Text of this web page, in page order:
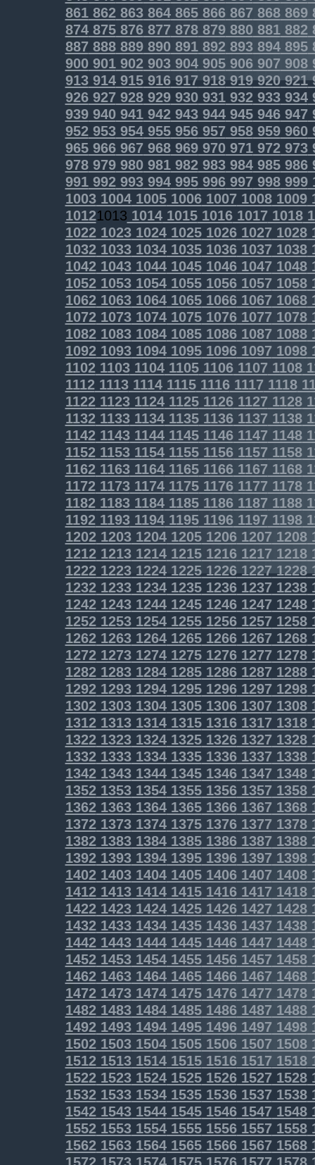
861862863864865866867 868869
874875876877 878879880 881882
887888889890891892893894895
900901902903904905906907 908
913914915916917918919920921
926927928929930931932933934
939940941942943944945946947
952953954955956957958959960
965966967968969970971972973
978979980981982983984985986
991992993994995996997998999
1003100410051006100710081009
10121013 10141015101610171018
1022102310241025102610271028
1032103310341035103610371038
1042104310441045104610471048
1052105310541055105610571058
1062106310641065106610671068
107210731074107510761077 1078
108210831084108510861087 1088
109210931094109510961097 1098
110211031104110511061107 1108
111211131114111511161117 1118
112211231124112511261127 1128
113211331134113511361137 1138
114211431144114511461147 1148
115211531154115511561157 1158
116211631164116511661167 1168
117211731174117511761177 1178
118211831184118511861187 1188
119211931194119511961197 1198
120212031204120512061207 1208
121212131214121512161217 1218
1222122312241225122612271228
1232123312341235123612371238
1242124312441245124612471248
1252125312541255125612571258
1262126312641265126612671268
1272127312741275127612771278
1282128312841285128612871288
1292129312941295129612971298
1302130313041305130613071308
1312131313141315131613171318
1322132313241325132613271328
1332133313341335133613371338
1342134313441345134613471348
1352135313541355135613571358
136213631364136513661367 1368
137213731374137513761377 1378
138213831384138513861387 1388
139213931394139513961397 1398
140214031404140514061407 1408
141214131414141514161417 1418
142214231424142514261427 1428
143214331434143514361437 1438
144214431444144514461447 1448
145214531454145514561457 1458
146214631464146514661467 1468
147214731474147514761477 1478
148214831484148514861487 1488
149214931494149514961497 1498
150215031504150515061507 1508
151215131514151515161517 1518
1522152315241525152615271528
1532153315341535153615371538
1542154315441545154615471548
1552155315541555155615571558
1562156315641565156615671568